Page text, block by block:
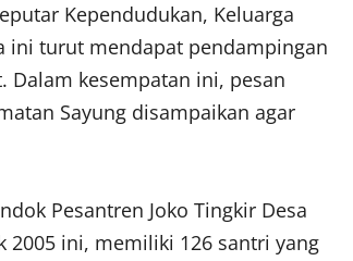
Kependudukan, Keluarga
ini turut mendapat pendampingan
Dalam kesempatan ini, pesan
Sayung disampaikan agar
Pesantren Joko Tingkir Desa
2005 ini, memiliki 126 santri yang